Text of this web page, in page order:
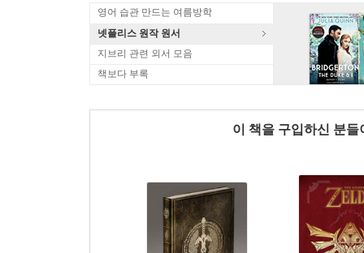
영어 습관 만드는 여름방학
넷플리스 원작 원서
지브리 관련 외서 모음
책보다 부록
이 책을 구입하신 분